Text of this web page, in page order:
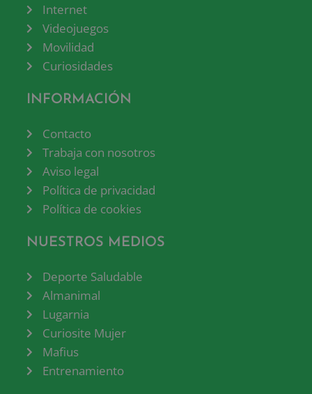
Internet
Videojuegos
Movilidad
Curiosidades
INFORMACIÓN
Contacto
Trabaja con nosotros
Aviso legal
Política de privacidad
Política de cookies
NUESTROS MEDIOS
Deporte Saludable
Almanimal
Lugarnia
Curiosite Mujer
Mafius
Entrenamiento